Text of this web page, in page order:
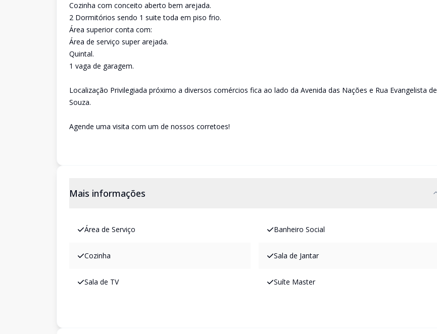
Cozinha com conceito aberto bem arejada.
2 Dormitórios sendo 1 suite toda em piso frio.
Área superior conta com:
Área de serviço super arejada.
Quintal.
1 vaga de garagem.
Localização Privilegiada próximo a diversos comércios fica ao lado da Avenida das Nações e Rua Evangelista de
Souza.
Agende uma visita com um de nossos corretoes!
Mais informações
Área de Serviço Banheiro Social
Cozinha Sala de Jantar
Sala de TV Suíte Master